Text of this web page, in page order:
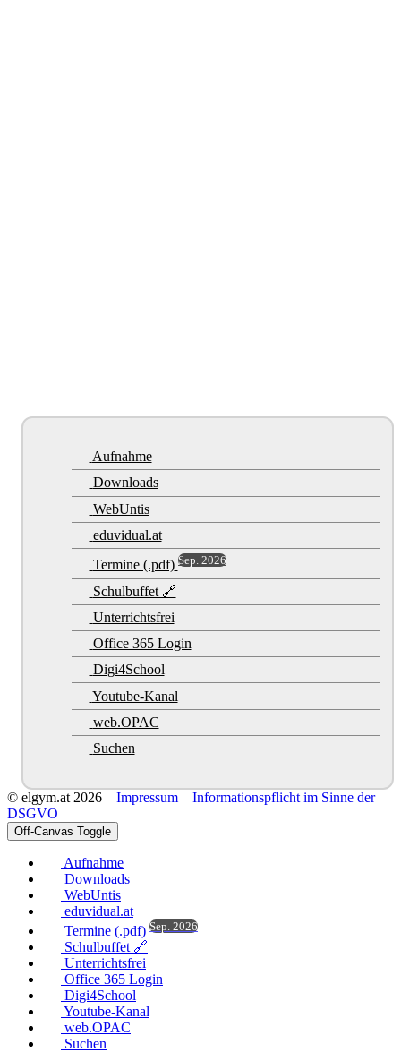
Aufnahme
Downloads
WebUntis
eduvidual.at
Termine (.pdf) Sep. 2026
Schulbuffet 🔗
Unterrichtsfrei
Office 365 Login
Digi4School
Youtube-Kanal
web.OPAC
Suchen
© elgym.at 2026 Impressum
Informationspflicht im Sinne der
DSGVO
Off-Canvas Toggle
Aufnahme
Downloads
WebUntis
eduvidual.at
Termine (.pdf) Sep. 2026
Schulbuffet 🔗
Unterrichtsfrei
Office 365 Login
Digi4School
Youtube-Kanal
web.OPAC
Suchen